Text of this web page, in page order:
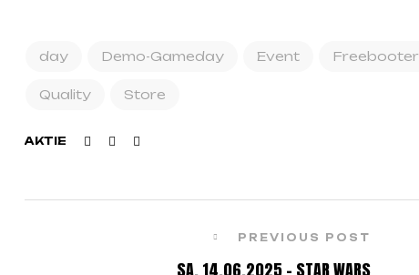
day Demo-Gameday Event Freebooter
Quality Store
AKTIE Facebook
Twitter
PREVIOUS POST